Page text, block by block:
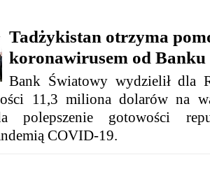
Tadżykistan otrzyma
koronawirusem od Banku
Bank Światowy wydzielił dla
11,3 miliona dolarów na
polepszenie gotowości
COVID-19.